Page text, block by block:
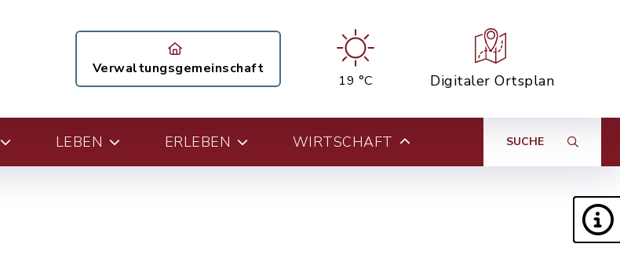
Verwaltungsgemeinschaft
19 °C Digitaler Ortsplan
LEBEN ERLEBEN WIRTSCHAFT SUCHE